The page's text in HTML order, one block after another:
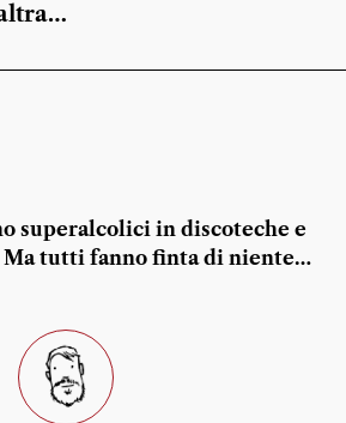
superalcolici in discoteche e
Ma tutti fanno finta di niente…